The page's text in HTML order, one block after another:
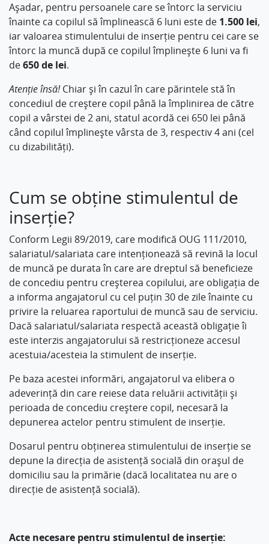
Așadar, pentru persoanele care se întorc la serviciu
înainte ca copilul să împlinească 6 luni este de 1.500 lei,
iar valoarea stimulentului de inserție pentru cei care se
întorc la muncă după ce copilul împlinește 6 luni va fi
de650 de lei.
Atenție însă!Chiar și în cazul în care părintele stă în
concediul de creștere copil până la împlinirea de către
copil a vârstei de 2 ani, statul acordă cei 650 lei până
când copilul împlinește vârsta de 3, respectiv 4 ani (cel
cu dizabilități).
Cum se obține stimulentul de
inserție?
Conform Legii 89/2019, care modifică OUG 111/2010,
salariatul/salariata care intenționează să revină la locul
de muncă pe durata în care are dreptul să beneficieze
de concediu pentru creșterea copilului, are obligația de
a informa angajatorul cu cel puțin 30 de zile înainte cu
privire la reluarea raportului de muncă sau de serviciu.
Dacă salariatul/salariata respectă această obligație îi
este interzis angajatorului să restricționeze accesul
acestuia/acesteia la stimulent de inserție.
Pe baza acestei informări, angajatorul va elibera o
adeverință din care reiese data reluării activității și
perioada de concediu creștere copil, necesară la
depunerea actelor pentru stimulent de inserție.
Dosarul pentru obținerea stimulentului de inserție se
depune la direcția de asistență socială din orașul de
domiciliu sau la primărie (dacă localitatea nu are o
direcție de asistență socială).
Acte necesare pentru stimulentul de inserție: